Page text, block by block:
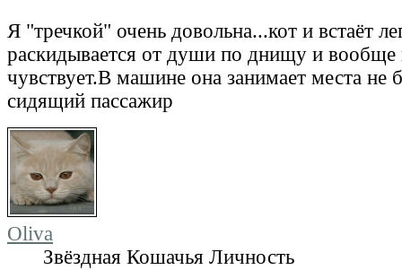
Я "тречкой" очень довольна...кот и встаёт
раскидывается от души по днищу и вообще
чувствует.В машине она занимает места не
сидящий пассажир
Oliva
Звёздная Кошачья Личность